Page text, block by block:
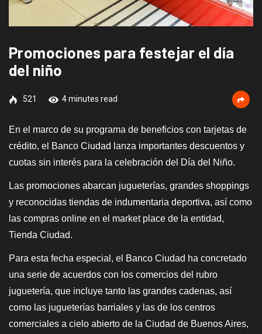
Promociones para festejar el día
del niño
521 4 minutes read
En el marco de su programa de beneficios con tarjetas de
crédito, el Banco Ciudad lanza importantes descuentos y
cuotas sin interés para la celebración del Día del Niño.
Las promociones abarcan jugueterías, grandes shoppings
y reconocidas tiendas de indumentaria deportiva, así como
las compras online en el market place de la entidad,
Tienda Ciudad.
Para esta fecha especial, el Banco Ciudad ha concretado
una serie de acuerdos con los comercios del rubro
juguetería, que incluye tanto las grandes cadenas, así
como las jugueterías barriales y las de los centros
comerciales a cielo abierto de la Ciudad de Buenos Aires,